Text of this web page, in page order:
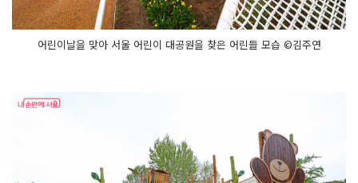
어린이날을 맞아 서울 어린이 대공원을 찾은 어린들 모습 ©김주연